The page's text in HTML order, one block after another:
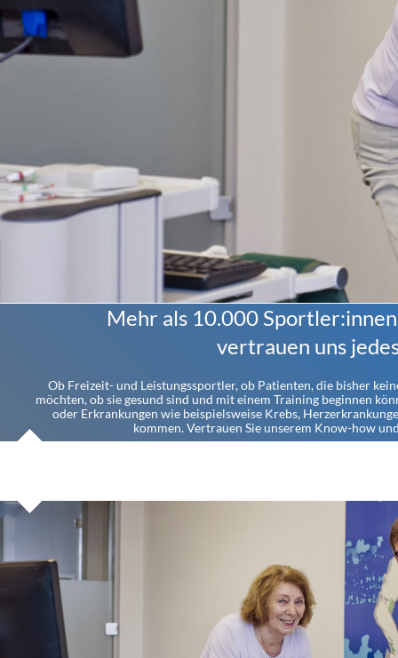
Mehr als 10.000
vertrauen uns
Ob Freizeit- und Leistungssportler, ob Patienten, die bisher
möchten, ob sie gesund sind und mit einem Training beginnen
oder Erkrankungen wie beispielsweise Krebs,
kommen. Vertrauen Sie unserem Know-how